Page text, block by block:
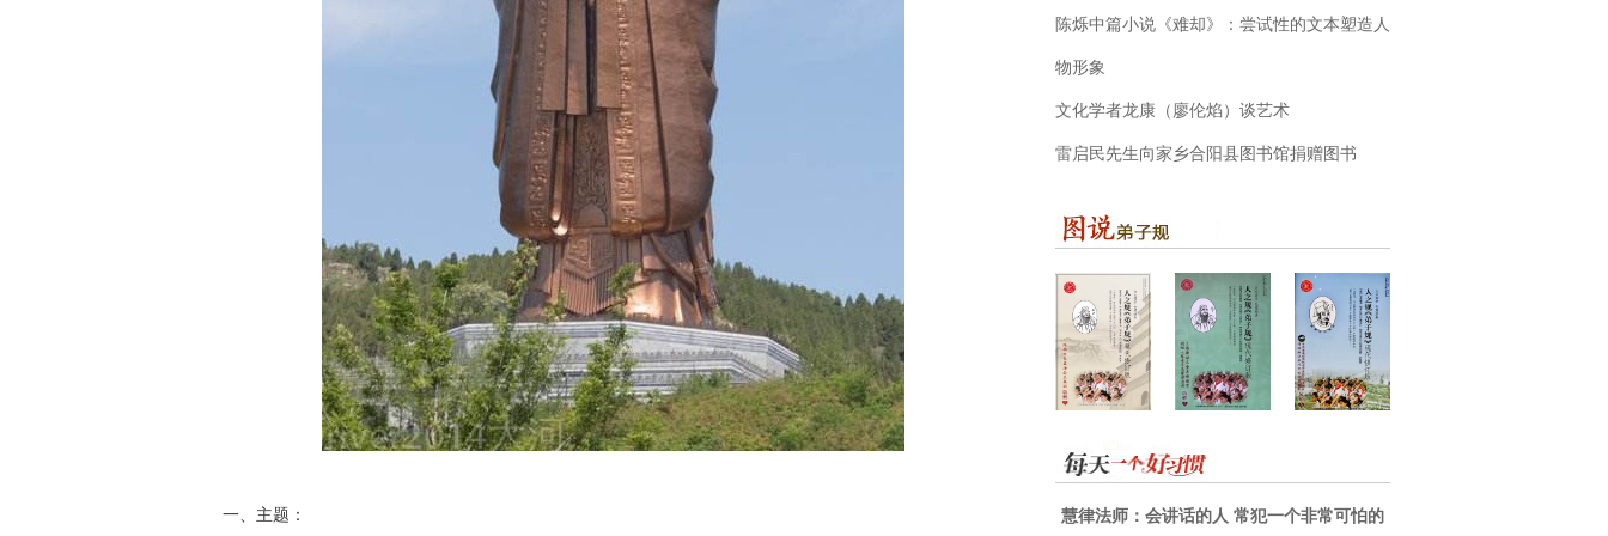
一、主题：
陈烁中篇小说《难却》：尝试性的文本塑造人
物形象
文化学者龙康（廖伦焰）谈艺术
雷启民先生向家乡合阳县图书馆捐赠图书
慧律法师：会讲话的人 常犯一个非常可怕的